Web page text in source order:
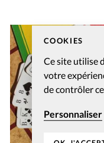
COOKIES
Ce site utilise
votre
de contrôler
Personnaliser